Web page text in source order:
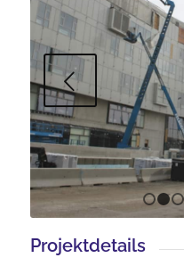
Projektdetails